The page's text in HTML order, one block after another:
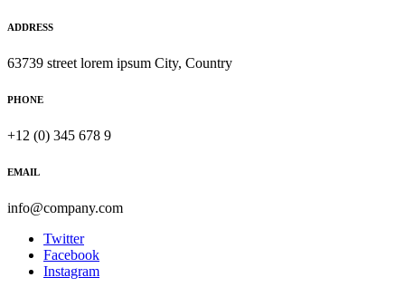
ADDRESS
63739 street lorem ipsum City, Country
PHONE
+12 (0) 345 678 9
EMAIL
info@company.com
Twitter
Facebook
Instagram